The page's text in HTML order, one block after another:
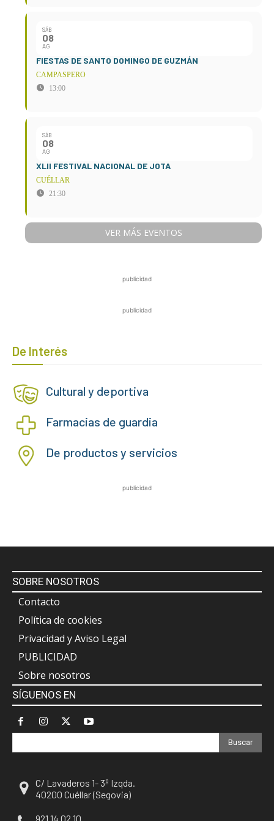
SÁB
08
AG
FIESTAS DE SANTO DOMINGO DE GUZMÁN
CAMPASPERO
13:00
SÁB
08
AG
XLII FESTIVAL NACIONAL DE JOTA
CUÉLLAR
21:30
VER MÁS EVENTOS
publicidad
publicidad
De Interés
Cultural y deportiva
Farmacias de guardia
De productos y servicios
publicidad
SOBRE NOSOTROS
Contacto
Política de cookies
Privacidad y Aviso Legal
PUBLICIDAD
Sobre nosotros
SÍGUENOS EN
Buscar
C/ Lavaderos 1- 3º Izqda.
40200 Cuéllar (Segovia)
921 14 02 10